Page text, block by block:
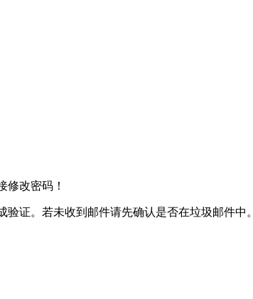
修改密码！
证。若未收到邮件请先确认是否在垃圾邮件中。